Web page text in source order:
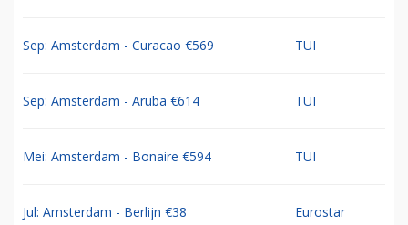
Sep: Amsterdam - Curacao €569 TUI
Sep: Amsterdam - Aruba €614 TUI
Mei: Amsterdam - Bonaire €594 TUI
Jul: Amsterdam - Berlijn €38 Eurostar